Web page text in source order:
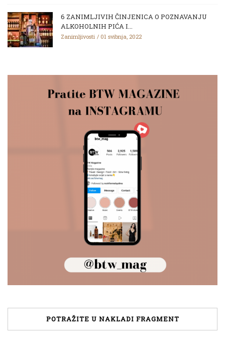
6 ZANIMLJIVIH ČINJENICA O POZNAVANJU
ALKOHOLNIH PIĆA I...
Zanimljivosti 01 svibnja, 2022
POTRAŽITE U NAKLADI FRAGMENT